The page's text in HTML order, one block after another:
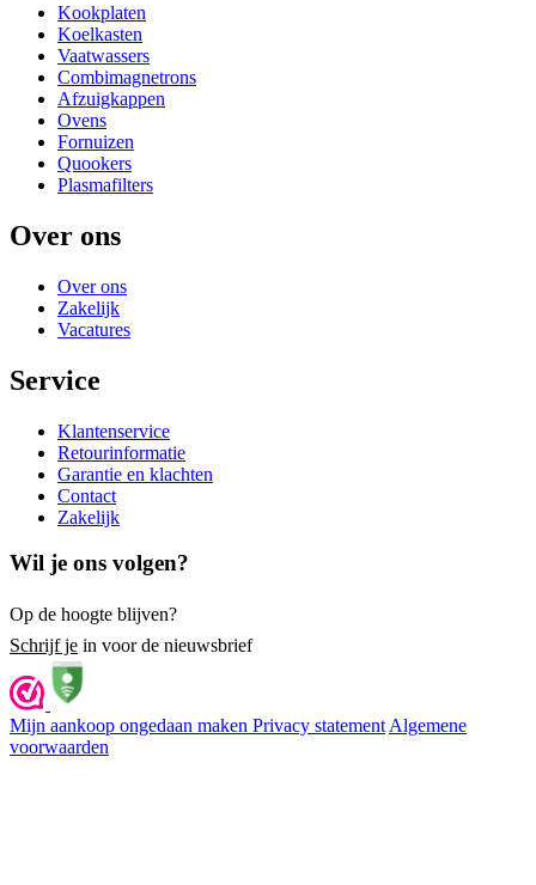
Kookplaten
Koelkasten
Vaatwassers
Combimagnetrons
Afzuigkappen
Ovens
Fornuizen
Quookers
Plasmafilters
Over ons
Over ons
Zakelijk
Vacatures
Service
Klantenservice
Retourinformatie
Garantie en klachten
Contact
Zakelijk
Wil je ons volgen?
Op de hoogte blijven?
Schrijf je in voor de nieuwsbrief
Mijn aankoop ongedaan maken Privacy statement Algemene
voorwaarden